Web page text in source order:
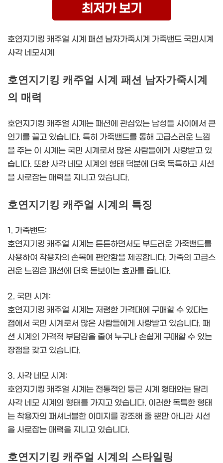
최저가 보기
호연지기킹 캐주얼 시계 패션 남자가죽시계 가죽밴드 국민시계
사각 네모시계
호연지기킹 캐주얼 시계 패션 남자가죽시계
의 매력
호연지기킹 캐주얼 시계는 패션에 관심있는 남성들 사이에서 큰
인기를 끌고 있습니다. 특히 가죽밴드를 통해 고급스러운 느낌
을 주는 이 시계는 국민 시계로서 많은 사람들에게 사랑받고 있
습니다. 또한 사각 네모 시계의 형태 덕분에 더욱 독특하고 시선
을 사로잡는 매력을 지니고 있습니다.
호연지기킹 캐주얼 시계의 특징
1. 가죽밴드:
호연지기킹 캐주얼 시계는 튼튼하면서도 부드러운 가죽밴드를
사용하여 착용자의 손목에 편안함을 제공합니다. 가죽의 고급스
러운 느낌은 패션에 더욱 돋보이는 효과를 줍니다.
2. 국민 시계:
호연지기킹 캐주얼 시계는 저렴한 가격대에 구매할 수 있다는
점에서 국민 시계로서 많은 사람들에게 사랑받고 있습니다. 패
션 시계의 가격적 부담감을 줄여 누구나 손쉽게 구매할 수 있는
장점을 갖고 있습니다.
3. 사각 네모 시계:
호연지기킹 캐주얼 시계는 전통적인 둥근 시계 형태와는 달리
사각 네모 시계의 형태를 가지고 있습니다. 이러한 독특한 형태
는 착용자의 패셔너블한 이미지를 강조해 줄 뿐만 아니라 시선
을 사로잡는 매력을 지니고 있습니다.
호연지기킹 캐주얼 시계의 스타일링